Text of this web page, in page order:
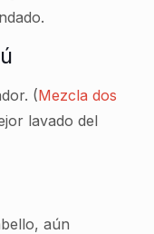
(Mezcla dos
lavado del
aún